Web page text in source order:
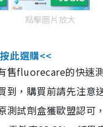
點擊圖片放大
此選購<<
售fluorecare的快速
到，購買前請先注意
測試劑盒獲歐盟認可